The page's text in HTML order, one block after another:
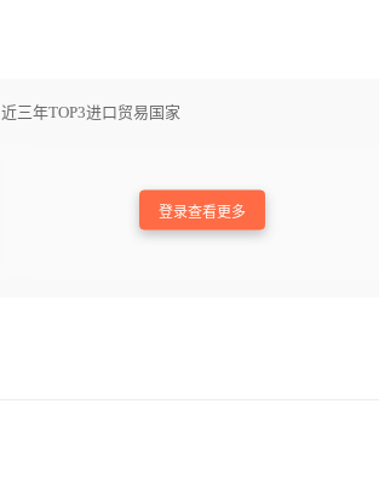
近三年TOP3进口贸易国家
登录查看更多